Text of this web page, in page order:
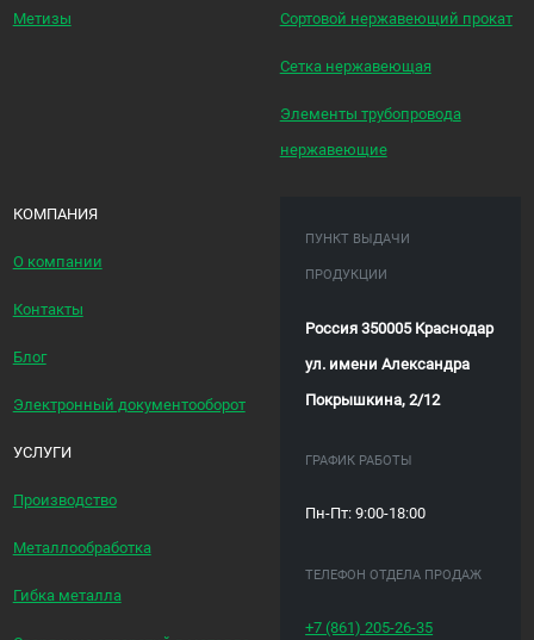
Метизы Сортовой нержавеющий прокат
Сетка нержавеющая
Элементы трубопровода
нержавеющие
КОМПАНИЯ
О компании
Контакты
Блог
Электронный документооборот
УСЛУГИ
Производство
Металлообработка
Гибка металла
ПУНКТ ВЫДАЧИ
ПРОДУКЦИИ
Россия 350005 Краснодар
ул. имени Александра
Покрышкина, 2/12
ГРАФИК РАБОТЫ
Пн-Пт: 9:00-18:00
ТЕЛЕФОН ОТДЕЛА ПРОДАЖ
+7 (861)205-26-35